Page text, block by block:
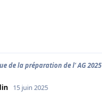
de la préparation de l' AG 2025
15 juin 2025